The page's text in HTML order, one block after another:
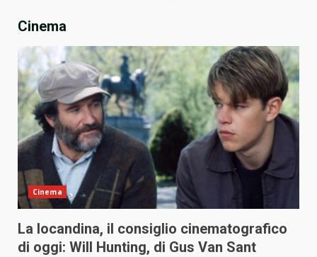
Cinema
Cinema
La locandina, il consiglio cinematografico
di oggi: Will Hunting, di Gus Van Sant